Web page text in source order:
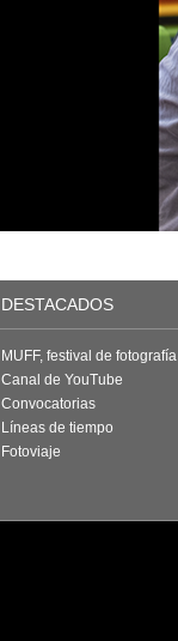
DESTACADOS
MUFF, festival de fotografía
Canal de YouTube
Convocatorias
Líneas de tiempo
Fotoviaje